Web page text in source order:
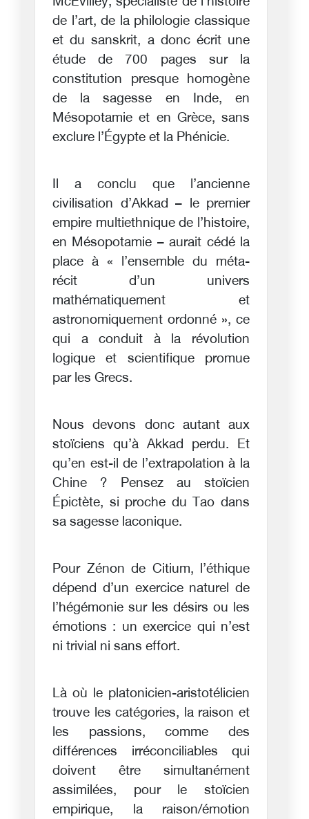
de l’art, de la philologie classique
et du sanskrit, a donc écrit une
étude de 700 pages sur la
constitution presque homogène
de la sagesse en Inde, en
Mésopotamie et en Grèce, sans
exclure l’Égypte et la Phénicie.
Il a conclu que l’ancienne
civilisation d’Akkad – le premier
empire multiethnique de l’histoire,
en Mésopotamie – aurait cédé la
place à « l’ensemble du méta-
récit d’un univers
mathématiquement et
astronomiquement ordonné », ce
qui a conduit à la révolution
logique et scientifique promue
par les Grecs.
Nous devons donc autant aux
stoïciens qu’à Akkad perdu. Et
qu’en est-il de l’extrapolation à la
Chine ? Pensez au stoïcien
Épictète, si proche du Tao dans
sa sagesse laconique.
Pour Zénon de Citium, l’éthique
dépend d’un exercice naturel de
l’hégémonie sur les désirs ou les
émotions : un exercice qui n’est
ni trivial ni sans effort.
Là où le platonicien-aristotélicien
trouve les catégories, la raison et
les passions, comme des
différences irréconciliables qui
doivent être simultanément
assimilées, pour le stoïcien
empirique, la raison/émotion